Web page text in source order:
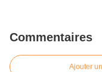
Commentaires
Ajouter